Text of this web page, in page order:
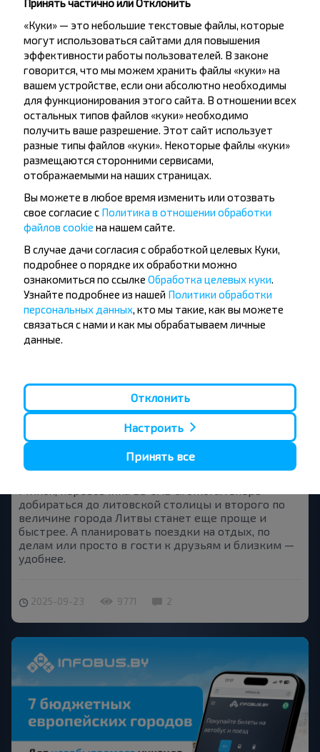
Молодечно – Минск – Молодечно. Регулярные
рейсы обеспечивают стабильное сообщение
между городами в будние и выходные дни.
Утренние отправления особенно удобны для тех,
кто едет на работу или учебу, а вечерние рейсы
идеально подойдут для возвращения домой после
дел или отдыха.
2025-10-03 4088 1
Новый рейс Минск – Вильнюс – Каунас и
обратно в сервисе INFOBUS.BY
Хорошая новость для всех, кто часто путешествует
в Литву! С 10 октября стартует новый автобусный
рейс, который будет курсировать по маршруту
добираться до литовской столицы и второго по
величине города Литвы станет еще проще и
быстрее. А планировать поездки на отдых, по
делам или просто в гости к друзьям и близким —
удобнее.
2025-09-23 9771 2
Принять частично или Отклонить
«Куки» — это небольшие текстовые файлы, которые
могут использоваться сайтами для повышения
эффективности работы пользователей. В законе
говорится, что мы можем хранить файлы «куки» на
вашем устройстве, если они абсолютно необходимы
для функционирования этого сайта. В отношении всех
остальных типов файлов «куки» необходимо
получить ваше разрешение. Этот сайт использует
разные типы файлов «куки». Некоторые файлы «куки»
размещаются сторонними сервисами,
отображаемыми на наших страницах.
Вы можете в любое время изменить или отозвать
свое согласие с Политика в отношении обработки
файлов cookie на нашем сайте.
В случае дачи согласия с обработкой целевых Куки,
подробнее о порядке их обработки можно
ознакомиться по ссылке Обработка целевых куки.
Узнайте подробнее из нашей Политики обработки
персональных данных, кто мы такие, как вы можете
связаться с нами и как мы обрабатываем личные
данные.
Отклонить
Настроить
Принять все